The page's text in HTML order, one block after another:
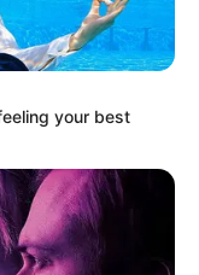
drama-drama
banyak drama
sangat
your best